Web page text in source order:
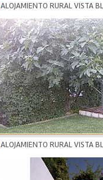
ALOJAMIENTO RURAL VISTA
ALOJAMIENTO RURAL VISTA